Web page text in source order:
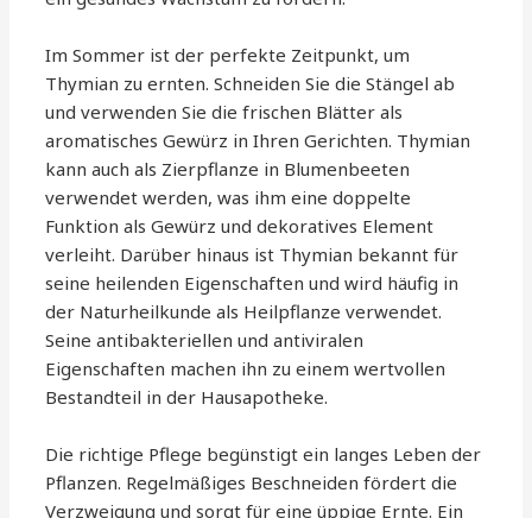
Im Sommer ist der perfekte Zeitpunkt, um
Thymian zu ernten. Schneiden Sie die Stängel ab
und verwenden Sie die frischen Blätter als
aromatisches Gewürz in Ihren Gerichten. Thymian
kann auch als Zierpflanze in Blumenbeeten
verwendet werden, was ihm eine doppelte
Funktion als Gewürz und dekoratives Element
verleiht. Darüber hinaus ist Thymian bekannt für
seine heilenden Eigenschaften und wird häufig in
der Naturheilkunde als Heilpflanze verwendet.
Seine antibakteriellen und antiviralen
Eigenschaften machen ihn zu einem wertvollen
Bestandteil in der Hausapotheke.
Die richtige Pflege begünstigt ein langes Leben der
Pflanzen. Regelmäßiges Beschneiden fördert die
Verzweigung und sorgt für eine üppige Ernte. Ein